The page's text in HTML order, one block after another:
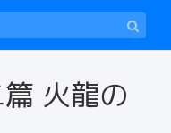
火龍の